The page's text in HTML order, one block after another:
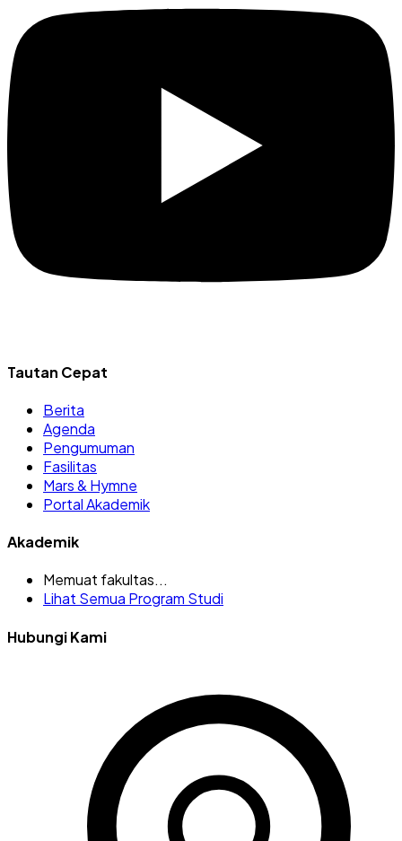
Tautan Cepat
Berita
Agenda
Pengumuman
Fasilitas
Mars & Hymne
Portal Akademik
Akademik
Memuat fakultas...
Lihat Semua Program Studi
Hubungi Kami